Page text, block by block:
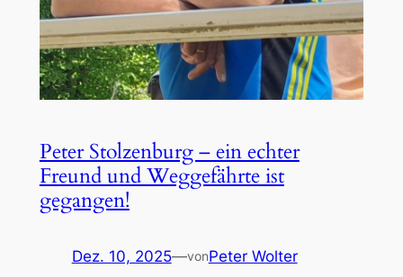
Peter Stolzenburg – ein echter
Freund und Weggefährte ist
gegangen!
Dez. 10, 2025—vonPeter Wolter